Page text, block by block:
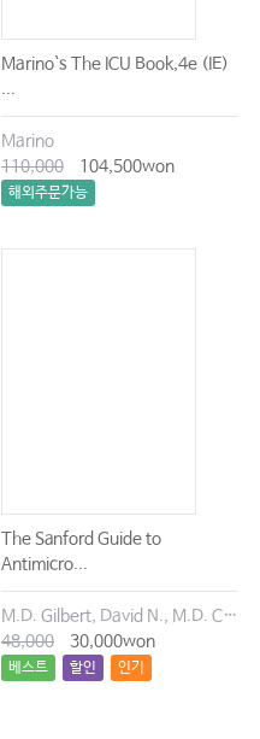
Marino`s The ICU Book,4e (IE)
...
Marino
110,000
104,500won
해외주문가능
The Sanford Guide to
Antimicro...
M.D. Gilbert, David N., M.D. Chambers, Henry F., M.D. Eliopoulos, George M., M.D. Saag, Michael S., M.D. Pavia, Andrew T.
48,000
30,000won
베스트 할인 인기